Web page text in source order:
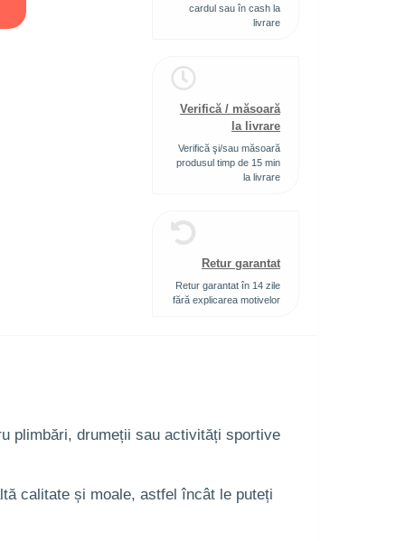
cardul sau în cash la
livrare
Verifică / măsoară
la livrare
Verifică şi/sau măsoară
produsul timp de 15 min
la livrare
Retur garantat
Retur garantat în 14 zile
fără explicarea motivelor
plimbări, drumeții sau activități sportive
calitate și moale, astfel încât le puteți